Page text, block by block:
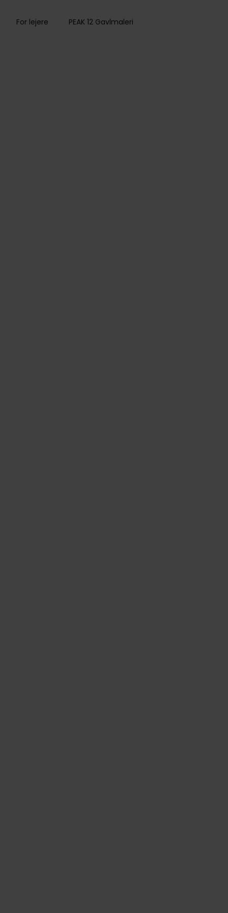
For lejere PEAK 12 Gavlmaleri